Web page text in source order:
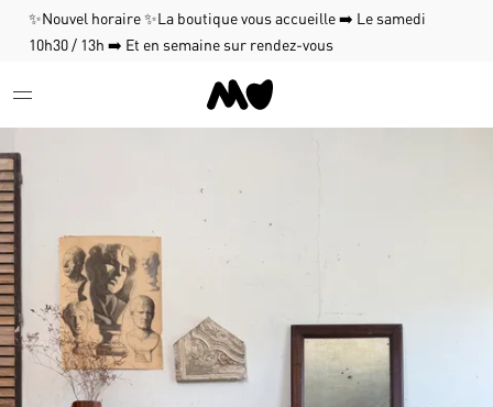
✨Nouvel horaire ✨La boutique vous accueille ➡️ Le samedi
10h30 / 13h ➡️ Et en semaine sur rendez-vous